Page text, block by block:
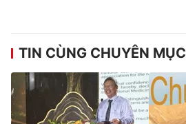
TIN CÙNG CHUYÊN MỤC